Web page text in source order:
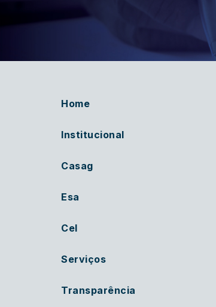
Home
Institucional
Casag
Esa
Cel
Serviços
Transparência